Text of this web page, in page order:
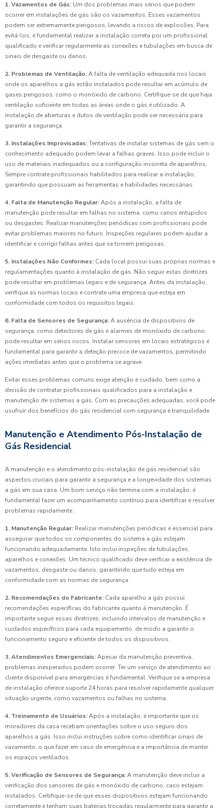
1. Vazamentos de Gás: Um dos problemas mais sérios que podem
ocorrer em instalações de gás são os vazamentos. Esses vazamentos
podem ser extremamente perigosos, levando a riscos de explosões. Para
evitá-los, é fundamental realizar a instalação correta por um profissional
qualificado e verificar regularmente as conexões e tubulações em busca de
sinais de desgaste ou danos.
2. Problemas de Ventilação:A falta de ventilação adequada nos locais
onde os aparelhos a gás estão instalados pode resultar em acúmulo de
gases perigosos, como o monóxido de carbono. Certifique-se de que haja
ventilação suficiente em todas as áreas onde o gás é utilizado. A
instalação de aberturas e dutos de ventilação pode ser necessária para
garantir a segurança.
3. Instalações Improvisadas:Tentativas de instalar sistemas de gás sem o
conhecimento adequado podem levar a falhas graves. Isso pode incluir o
uso de materiais inadequados ou a configuração incorreta de aparelhos.
Sempre contrate profissionais habilitados para realizar a instalação,
garantindo que possuam as ferramentas e habilidades necessárias.
4. Falta de Manutenção Regular:Após a instalação, a falta de
manutenção pode resultar em falhas no sistema, como canos entupidos
ou desgastes. Realizar manutenções periódicas com profissionais pode
evitar problemas maiores no futuro. Inspeções regulares podem ajudar a
identificar e corrigir falhas antes que se tornem perigosas.
5. Instalações Não Conformes: Cada local possui suas próprias normas e
regulamentações quanto à instalação de gás. Não seguir estas diretrizes
pode resultar em problemas legais e de segurança. Antes da instalação,
verifique as normas locais e contrate uma empresa que esteja em
conformidade com todos os requisitos legais.
6. Falta de Sensores de Segurança:A ausência de dispositivos de
segurança, como detectores de gás e alarmes de monóxido de carbono,
pode resultar em sérios riscos. Instalar sensores em locais estratégicos é
fundamental para garantir a deteção precoce de vazamentos, permitindo
ações imediatas antes que o problema se agrave.
Evitar esses problemas comuns exige atenção e cuidado, bem como a
decisão de contratar profissionais qualificados para a instalação e
manutenção de sistemas a gás. Com as precauções adequadas, você pode
usufruir dos benefícios do gás residencial com segurança e tranquilidade.
Manutenção e Atendimento Pós-Instalação de
Gás Residencial
A manutenção e o atendimento pós-instalação de gás residencial são
aspectos cruciais para garantir a segurança e a longevidade dos sistemas
a gás em sua casa. Um bom serviço não termina com a instalação; é
fundamental fazer um acompanhamento contínuo para identificar e resolver
problemas rapidamente.
1. Manutenção Regular: Realizar manutenções periódicas é essencial para
assegurar que todos os componentes do sistema a gás estejam
funcionando adequadamente. Isto inclui inspeções de tubulações,
aparelhos e conexões. Um técnico qualificado deve verificar a existência de
vazamentos, desgaste ou danos, garantindo que tudo esteja em
conformidade com as normas de segurança.
2. Recomendações do Fabricante: Cada aparelho a gás possui
recomendações específicas do fabricante quanto à manutenção. É
importante seguir essas diretrizes, incluindo intervalos de manutenção e
cuidados específicos para cada equipamento, de modo a garantir o
funcionamento seguro e eficiente de todos os dispositivos.
3. Atendimentos Emergenciais:Apesar da manutenção preventiva,
problemas inesperados podem ocorrer. Ter um serviço de atendimento ao
cliente disponível para emergências é fundamental. Verifique se a empresa
de instalação oferece suporte 24 horas para resolver rapidamente qualquer
situação urgente, como vazamentos ou falhas no sistema.
4. Treinamento de Usuários:Após a instalação, é importante que os
moradores da casa recebam orientações sobre o uso seguro dos
aparelhos a gás. Isso inclui instruções sobre como identificar sinais de
vazamento, o que fazer em caso de emergência e a importância de manter
os espaços ventilados.
5. Verificação de Sensores de Segurança:A manutenção deve incluir a
verificação dos sensores de gás e monóxido de carbono, caso estejam
instalados. Certifique-se de que esses dispositivos estejam funcionando
corretamente e tenham suas baterias trocadas regularmente para garantir a